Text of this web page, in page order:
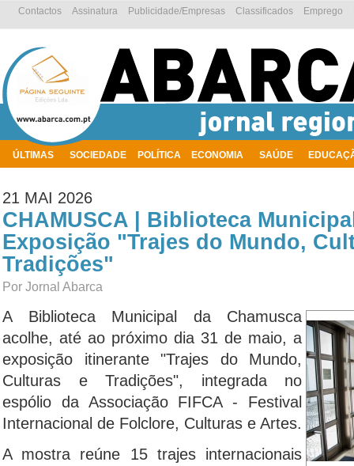
ÚLTIMAS SOCIEDADE POLÍTICA ECONOMIA SAÚDE
Emprego
Classificados
Publicidade/Empresas
Assinatura
Contactos
21 MAI 2026
CHAMUSCA | Biblioteca
Exposição "Trajes do Mundo,
Tradições"
Por Jornal Abarca
A Biblioteca Municipal da Chamusca
acolhe, até ao próximo dia 31 de maio, a
exposição itinerante "Trajes do Mundo,
Culturas e Tradições", integrada no
espólio da Associação FIFCA - Festival
Internacional de Folclore, Culturas e Artes.
A mostra reúne 15 trajes internacionais